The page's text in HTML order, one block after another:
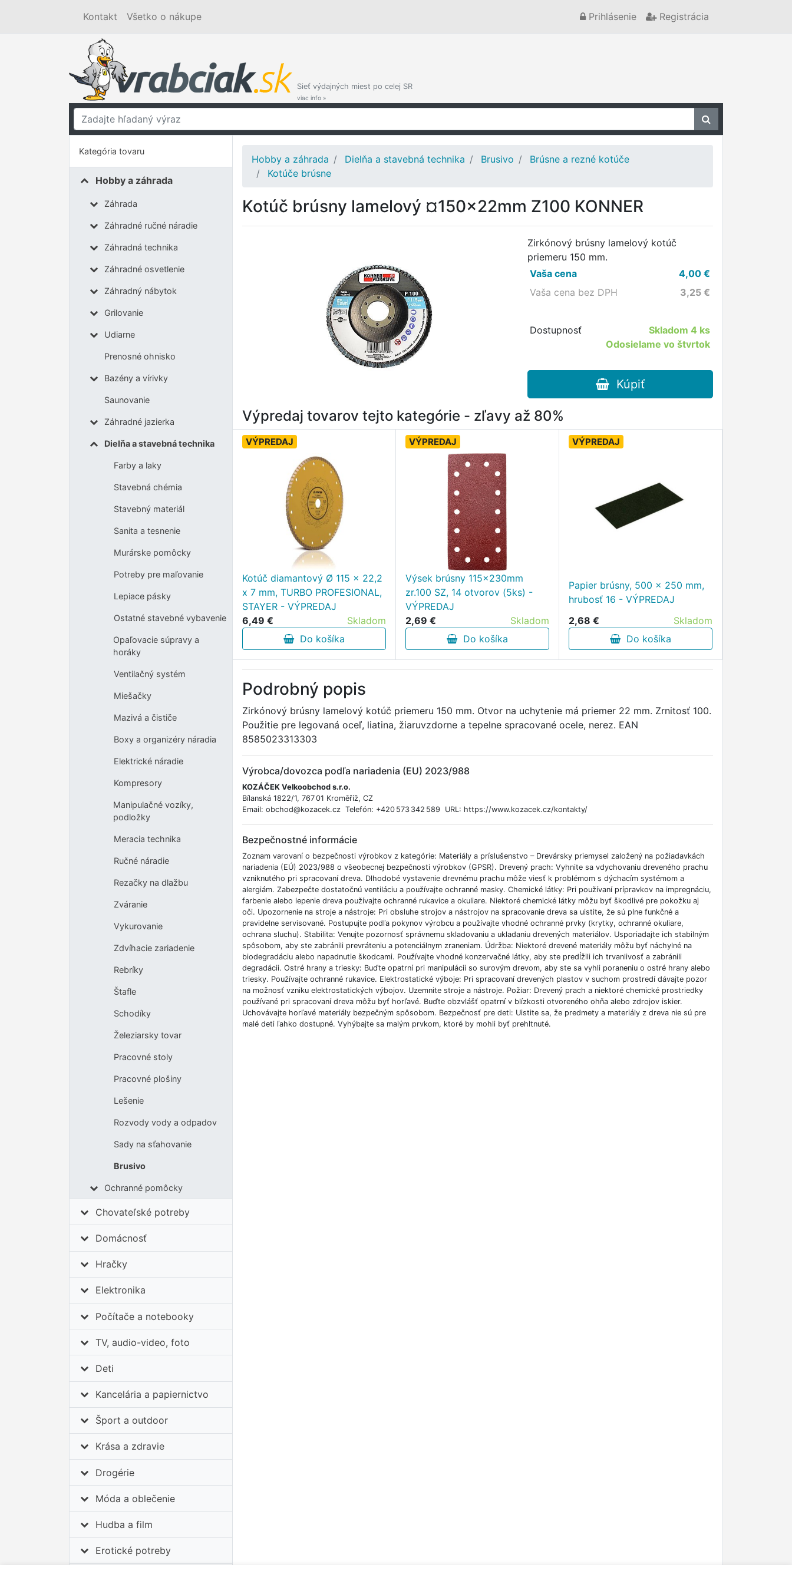
Kontakt Všetko o nákupe Prihlásenie Registrácia
Sieť výdajných miest po celej SR
viac info »
Kategória tovaru
Hobby a záhrada
Záhrada
Záhradné ručné náradie
Záhradná technika
Záhradné osvetlenie
Záhradný nábytok
Grilovanie
Udiarne
Prenosné ohnisko
Bazény a vírivky
Saunovanie
Záhradné jazierka
Dielňa a stavebná technika
Farby a laky
Stavebná chémia
Stavebný materiál
Sanita a tesnenie
Murárske pomôcky
Potreby pre maľovanie
Lepiace pásky
Ostatné stavebné vybavenie
Opaľovacie súpravy a
horáky
Ventilačný systém
Miešačky
Mazivá a čističe
Boxy a organizéry náradia
Elektrické náradie
Kompresory
Manipulačné vozíky,
podložky
Meracia technika
Ručné náradie
Rezačky na dlažbu
Zváranie
Vykurovanie
Zdvíhacie zariadenie
Rebríky
Štafle
Schodíky
Železiarsky tovar
Pracovné stoly
Pracovné plošiny
Lešenie
Rozvody vody a odpadov
Sady na sťahovanie
Brusivo
Ochranné pomôcky
Chovateľské potreby
Domácnosť
Hračky
Elektronika
Počítače a notebooky
TV, audio-video, foto
Deti
Kancelária a papiernictvo
Šport a outdoor
Krása a zdravie
Drogérie
Móda a oblečenie
Hudba a film
Erotické potreby
Hobby a záhrada Dielňa a stavebná technika Brusivo
Brúsne a rezné kotúče
Kotúče brúsne
Kotúč brúsny lamelový ¤150x22mm Z100 KONNER
Zirkónový brúsny lamelový kotúč
priemeru 150 mm.
Vaša cena
4,00€
Vaša cena bez DPH
3,25€
Dostupnosť Skladom 4 ks
Odosielame vo štvrtok
Kúpiť
Výpredaj tovarov tejto kategórie - zľavy až 80%
VÝPREDAJ
Kotúč diamantový Ø 115 x 22,2
x 7 mm, TURBO PROFESIONAL,
STAYER - VÝPREDAJ
6,49 €
Skladom
Do košíka
VÝPREDAJ
Výsek brúsny 115x230mm
zr.100 SZ, 14 otvorov (5ks) -
VÝPREDAJ
2,69 €
Skladom
Do košíka
VÝPREDAJ
Papier brúsny, 500 x 250 mm,
hrubosť 16 - VÝPREDAJ
2,68 €
Skladom
Do košíka
Podrobný popis
Zirkónový brúsny lamelový kotúč priemeru 150 mm. Otvor na uchytenie má priemer 22 mm. Zrnitosť 100.
Použitie pre legovaná oceľ, liatina, žiaruvzdorne a tepelne spracované ocele, nerez. EAN
8585023313303
Výrobca/dovozca podľa nariadenia (EU) 2023/988
KOZÁČEK Velkoobchod s.r.o.
Bílanská 1822/1, 767 01 Kroměříž, CZ
Email: obchod@kozacek.cz Telefón: +420 573 342 589 URL: https://www.kozacek.cz/kontakty/
Bezpečnostné informácie
Zoznam varovaní o bezpečnosti výrobkov z kategórie: Materiály a príslušenstvo – Drevársky priemysel založený na požiadavkách
nariadenia (EÚ) 2023/988 o všeobecnej bezpečnosti výrobkov (GPSR). Drevený prach: Vyhnite sa vdychovaniu dreveného prachu
vzniknutého pri spracovaní dreva. Dlhodobé vystavenie drevnému prachu môže viesť k problémom s dýchacím systémom a
alergiám. Zabezpečte dostatočnú ventiláciu a používajte ochranné masky. Chemické látky: Pri používaní prípravkov na impregnáciu,
farbenie alebo lepenie dreva používajte ochranné rukavice a okuliare. Niektoré chemické látky môžu byť škodlivé pre pokožku aj
oči. Upozornenie na stroje a nástroje: Pri obsluhe strojov a nástrojov na spracovanie dreva sa uistite, že sú plne funkčné a
pravidelne servisované. Postupujte podľa pokynov výrobcu a používajte vhodné ochranné prvky (krytky, ochranné okuliare,
ochrana sluchu). Stabilita: Venujte pozornosť správnemu skladovaniu a ukladaniu drevených materiálov. Usporiadajte ich stabilným
spôsobom, aby ste zabránili prevráteniu a potenciálnym zraneniam. Údržba: Niektoré drevené materiály môžu byť náchylné na
biodegradáciu alebo napadnutie škodcami. Používajte vhodné konzervačné látky, aby ste predĺžili ich trvanlivosť a zabránili
degradácii. Ostré hrany a triesky: Buďte opatrní pri manipulácii so surovým drevom, aby ste sa vyhli poraneniu o ostré hrany alebo
triesky. Používajte ochranné rukavice. Elektrostatické výboje: Pri spracovaní drevených plastov v suchom prostredí dávajte pozor
na možnosť vzniku elektrostatických výbojov. Uzemnite stroje a nástroje. Požiar: Drevený prach a niektoré chemické prostriedky
používané pri spracovaní dreva môžu byť horľavé. Buďte obzvlášť opatrní v blízkosti otvoreného ohňa alebo zdrojov iskier.
Uchovávajte horľavé materiály bezpečným spôsobom. Bezpečnosť pre deti: Uistite sa, že predmety a materiály z dreva nie sú pre
malé deti ľahko dostupné. Vyhýbajte sa malým prvkom, ktoré by mohli byť prehltnuté.